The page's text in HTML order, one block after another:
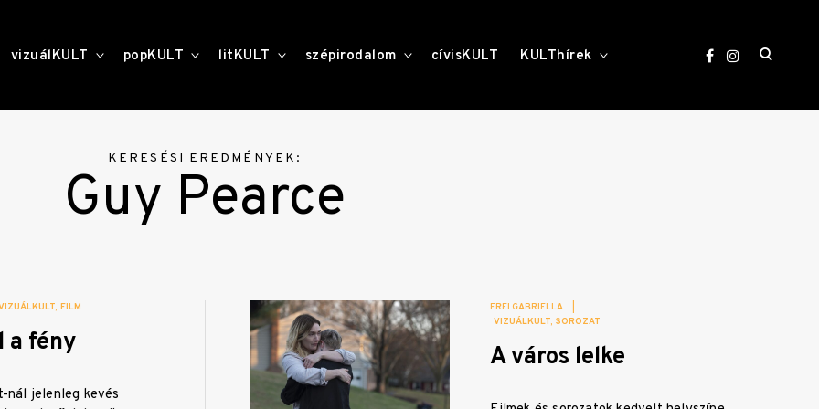
vizuálKULT toggle
child
popKULT toggle
child
litKULT toggle
child
szépirodalom toggle
childcívisKULT KULThírek
open
KERESÉSI EREDMÉNYEK:
Guy Pearce
FILM
a fény
nál jelenleg kevés
FREI GABRIELLA
VIZUÁLKULT SOROZAT
A város lelke